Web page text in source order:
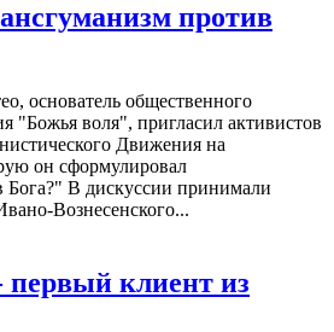
против
основатель общественного
"Божья воля", пригласил активистов
Движения на
он сформулировал
Бога?" В дискуссии принимали
Вознесенского...
клиент из